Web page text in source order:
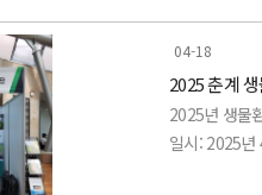
-LI-600PF (기
-LAI-2200C (
장소: 대구 엑
전시품목:
2025 춘계
2025년 생물
일시: 2025년
04-18